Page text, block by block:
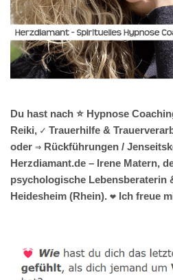
Du hast nach ⭐ Hypnose
Reiki, ✓ Trauerhilfe &
oder ⇒ Rückführungen /
Herzdiamant.de – Irene Matern,
psychologische Lebensberaterin
Heidesheim (Rhein). ❤ Ich freue